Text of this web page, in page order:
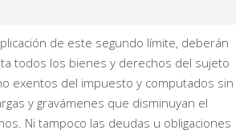
de este segundo límite, deberán
todos los bienes y derechos del sujeto
exentos del impuesto y computados sin
y gravámenes que disminuyan el
Ni tampoco las deudas u obligaciones